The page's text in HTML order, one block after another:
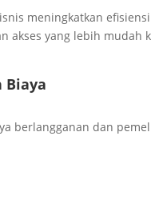
meningkatkan
akses yang lebih mudah
Biaya
berlangganan dan